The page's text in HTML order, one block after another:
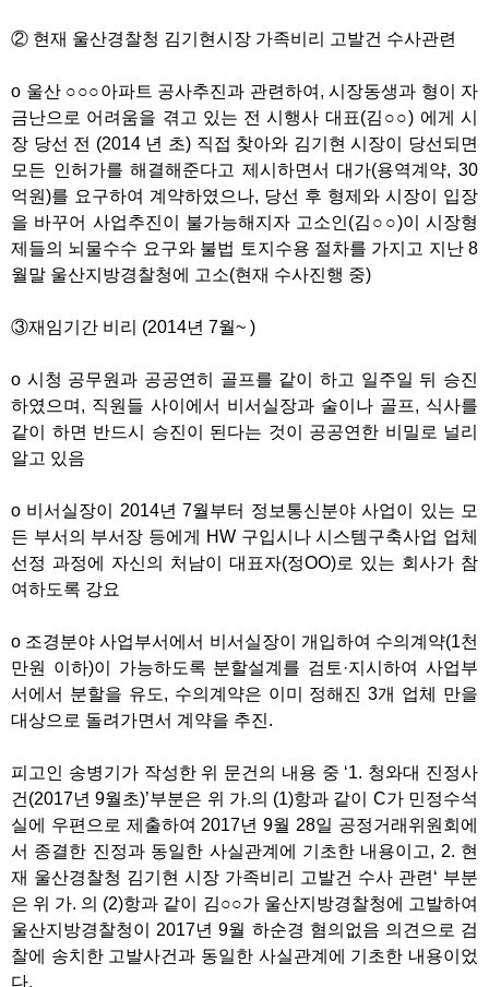
② 현재 울산경찰청 김기현시장 가족비리 고발건 수사관련
o 울산 ○○○아파트 공사추진과 관련하여, 시장동생과 형이 자
금난으로 어려움을 겪고 있는 전 시행사 대표(김○○) 에게 시
장 당선 전 (2014 년 초) 직접 찾아와 김기현 시장이 당선되면
모든 인허가를 해결해준다고 제시하면서 대가(용역계약, 30
억원)를 요구하여 계약하였으나, 당선 후 형제와 시장이 입장
을 바꾸어 사업추진이 불가능해지자 고소인(김○○)이 시장형
제들의 뇌물수수 요구와 불법 토지수용 절차를 가지고 지난 8
월말 울산지방경찰청에 고소(현재 수사진행 중)
③재임기간 비리 (2014년 7월~ )
o 시청 공무원과 공공연히 골프를 같이 하고 일주일 뒤 승진
하였으며, 직원들 사이에서 비서실장과 술이나 골프, 식사를
같이 하면 반드시 승진이 된다는 것이 공공연한 비밀로 널리
알고 있음
o 비서실장이 2014년 7월부터 정보통신분야 사업이 있는 모
든 부서의 부서장 등에게 HW 구입시나 시스템구축사업 업체
선정 과정에 자신의 처남이 대표자(정OO)로 있는 회사가 참
여하도록 강요
o 조경분야 사업부서에서 비서실장이 개입하여 수의계약(1천
만원 이하)이 가능하도록 분할설계를 검토·지시하여 사업부
서에서 분할을 유도, 수의계약은 이미 정해진 3개 업체 만을
대상으로 돌려가면서 계약을 추진.
피고인 송병기가 작성한 위 문건의 내용 중 ‘1. 청와대 진정사
건(2017년 9월초)’부분은 위 가.의 (1)항과 같이 C가 민정수석
실에 우편으로 제출하여 2017년 9월 28일 공정거래위원회에
서 종결한 진정과 동일한 사실관계에 기초한 내용이고, 2. 현
재 울산경찰청 김기현 시장 가족비리 고발건 수사 관련‘ 부분
은 위 가. 의 (2)항과 같이 김○○가 울산지방경찰청에 고발하여
울산지방경찰청이 2017년 9월 하순경 혐의없음 의견으로 검
찰에 송치한 고발사건과 동일한 사실관계에 기초한 내용이었
다.